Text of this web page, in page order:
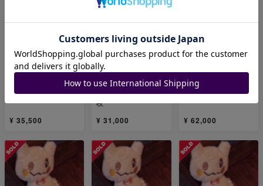
Dedicated to Mr. M
atsukaze 1枚
¥ 35,500
For the exclusive
枚
¥ 31,000
takeba様専用 1枚
¥ 62,000